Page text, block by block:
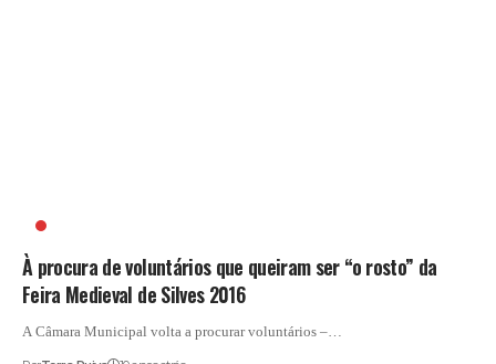
À procura de voluntários que queiram ser “o rosto” da
Feira Medieval de Silves 2016
A Câmara Municipal volta a procurar voluntários –…